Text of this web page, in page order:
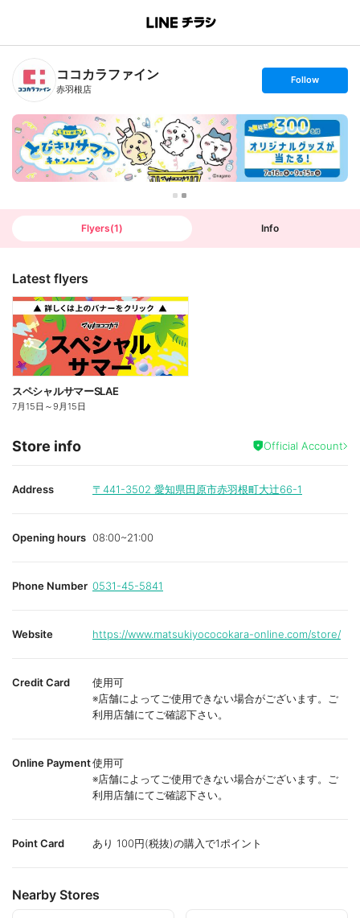
B
n
T
ココカラファイン
赤羽根店
s
t
o
l
l
o
w
Follow
Flyers(1) Info
Latest flyers
スペシャルサマーSLAE
7月15日 ～9月15日
Store info Official Account
Address 〒441-3502 愛知県田原市赤羽根町大辻66-1
Opening hours 08:00~21:00
Phone Number 0531-45-5841
Website https://www.matsukiyococokara-online.com/store/
Credit Card
使用可
※店舗によってご使用できない場合がございます。ご
利用店舗にてご確認下さい。
Online Payment使用可
※店舗によってご使用できない場合がございます。ご
利用店舗にてご確認下さい。
Point Card あり 100円(税抜)の購入で1ポイント
Nearby Stores